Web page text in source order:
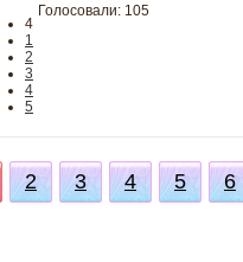
4
1
2
3
4
5
Голосовали: 105
2 3 4 5 6